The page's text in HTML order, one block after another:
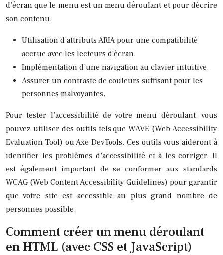
d’écran que le menu est un menu déroulant et pour décrire
son contenu.
Utilisation d’attributs ARIA pour une compatibilité
accrue avec les lecteurs d’écran.
Implémentation d’une navigation au clavier intuitive.
Assurer un contraste de couleurs suffisant pour les
personnes malvoyantes.
Pour tester l’accessibilité de votre menu déroulant, vous
pouvez utiliser des outils tels que WAVE (Web Accessibility
Evaluation Tool) ou Axe DevTools. Ces outils vous aideront à
identifier les problèmes d’accessibilité et à les corriger. Il
est également important de se conformer aux standards
WCAG (Web Content Accessibility Guidelines) pour garantir
que votre site est accessible au plus grand nombre de
personnes possible.
Comment créer un menu déroulant
en HTML (avec CSS et JavaScript)